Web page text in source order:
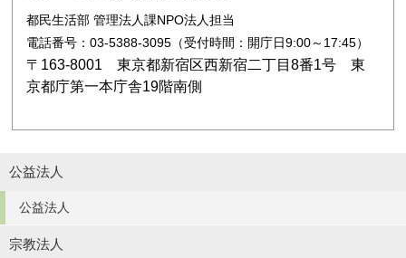
都民生活部 管理法人課NPO法人担当
電話番号：03-5388-3095（受付時間：開庁日9:00～17:45）
〒163-8001 東京都新宿区西新宿二丁目8番1号 東
京都庁第一本庁舎19階南側
公益法人
公益法人
宗教法人